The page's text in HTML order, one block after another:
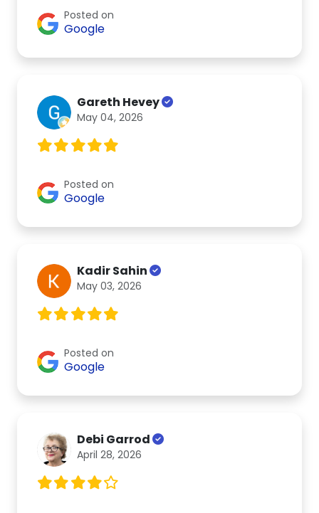
Posted on
Google
Gareth Hevey
May 04, 2026
Posted on
Google
Kadir Sahin
May 03, 2026
Posted on
Google
Debi Garrod
April 28, 2026